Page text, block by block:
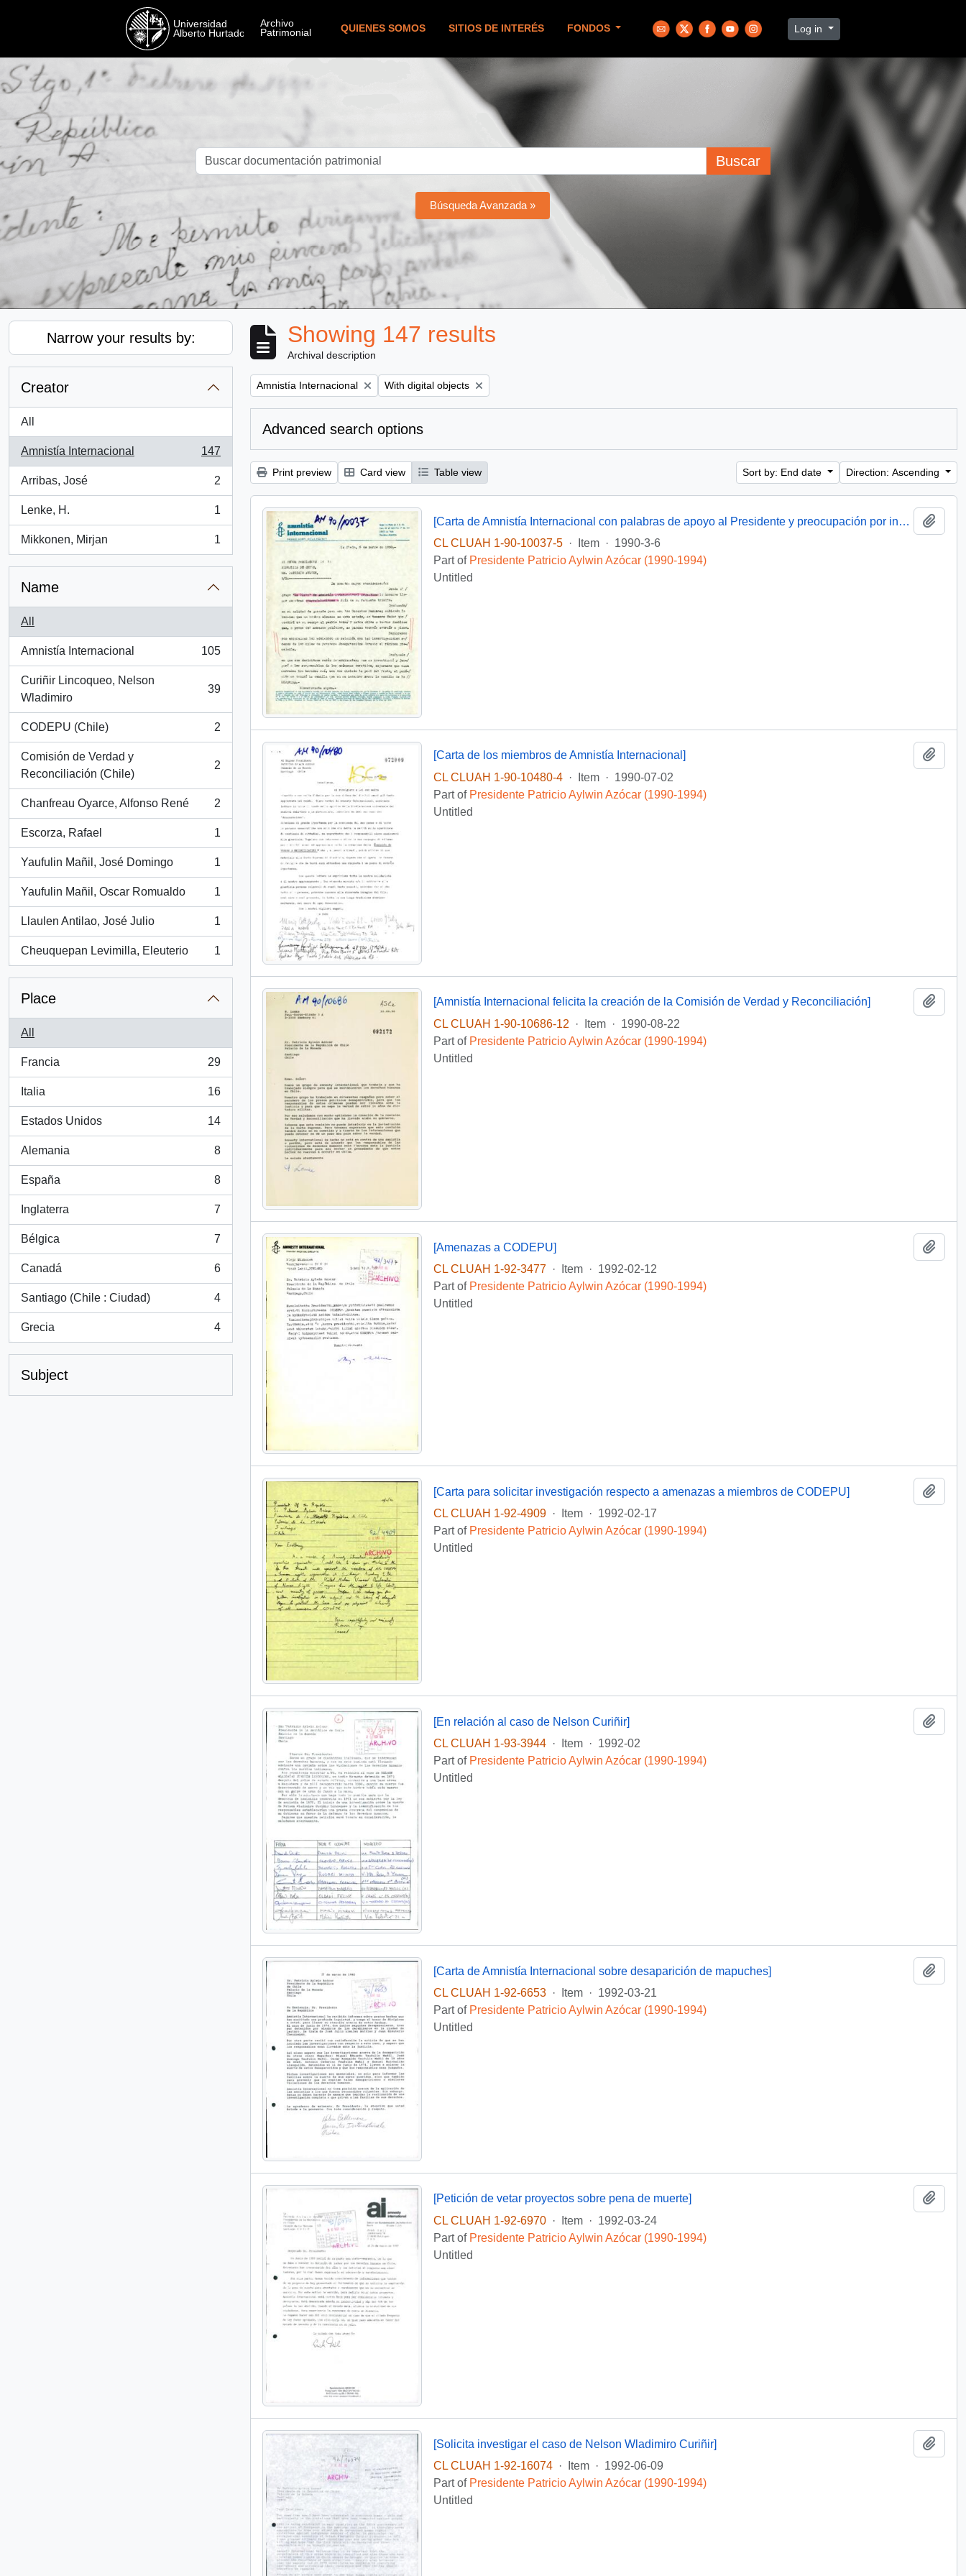
QUIENES SOMOS SITIOS DE INTERÉS FONDOS Log in
Buscar
Búsqueda Avanzada »
Narrow your results by:
Creator
All
Amnistía Internacional
, 147 results
147
Arribas, José
, 2 results
2
Lenke, H.
, 1 results
1
Mikkonen, Mirjan
, 1 results
1
Name
All
Amnistía Internacional
, 105 results
105
Curiñir Lincoqueo, Nelson
Wladimiro
, 39 results
39
CODEPU (Chile)
, 2 results
2
Comisión de Verdad y
Reconciliación (Chile)
, 2 results
2
Chanfreau Oyarce, Alfonso René
, 2 results
2
Escorza, Rafael
, 1 results
1
Yaufulin Mañil, José Domingo
, 1 results
1
Yaufulin Mañil, Oscar Romualdo
, 1 results
1
Llaulen Antilao, José Julio
, 1 results
1
Cheuquepan Levimilla, Eleuterio
, 1 results
1
Place
All
Francia
, 29 results
29
Italia
, 16 results
16
Estados Unidos
, 14 results
14
Alemania
, 8 results
8
España
, 8 results
8
Inglaterra
, 7 results
7
Bélgica
, 7 results
7
Canadá
, 6 results
6
Santiago (Chile : Ciudad)
, 4 results
4
Grecia
, 4 results
4
Subject
Showing 147 results
Archival description
Remove filter:
Amnistía Internacional Remove filter:
With digital objects
Advanced search options
Print preview Card view Table view Sort by: End date Direction: Ascending
[Carta de Amnistía Internacional con palabras de apoyo al Presidente y preocupación por investigación de crímenes contra DDHH]
CL CLUAH 1-90-10037-5
· Item · 1990-3-6
Part of Presidente Patricio Aylwin Azócar (1990-1994)
Untitled
[Carta de los miembros de Amnistía Internacional]
CL CLUAH 1-90-10480-4
· Item · 1990-07-02
Part of Presidente Patricio Aylwin Azócar (1990-1994)
Untitled
[Amnistía Internacional felicita la creación de la Comisión de Verdad y Reconciliación]
CL CLUAH 1-90-10686-12
· Item · 1990-08-22
Part of Presidente Patricio Aylwin Azócar (1990-1994)
Untitled
[Amenazas a CODEPU]
CL CLUAH 1-92-3477
· Item · 1992-02-12
Part of Presidente Patricio Aylwin Azócar (1990-1994)
Untitled
[Carta para solicitar investigación respecto a amenazas a miembros de CODEPU]
CL CLUAH 1-92-4909
· Item · 1992-02-17
Part of Presidente Patricio Aylwin Azócar (1990-1994)
Untitled
[En relación al caso de Nelson Curiñir]
CL CLUAH 1-93-3944
· Item · 1992-02
Part of Presidente Patricio Aylwin Azócar (1990-1994)
Untitled
[Carta de Amnistía Internacional sobre desaparición de mapuches]
CL CLUAH 1-92-6653
· Item · 1992-03-21
Part of Presidente Patricio Aylwin Azócar (1990-1994)
Untitled
[Petición de vetar proyectos sobre pena de muerte]
CL CLUAH 1-92-6970
· Item · 1992-03-24
Part of Presidente Patricio Aylwin Azócar (1990-1994)
Untitled
[Solicita investigar el caso de Nelson Wladimiro Curiñir]
CL CLUAH 1-92-16074
· Item · 1992-06-09
Part of Presidente Patricio Aylwin Azócar (1990-1994)
Untitled